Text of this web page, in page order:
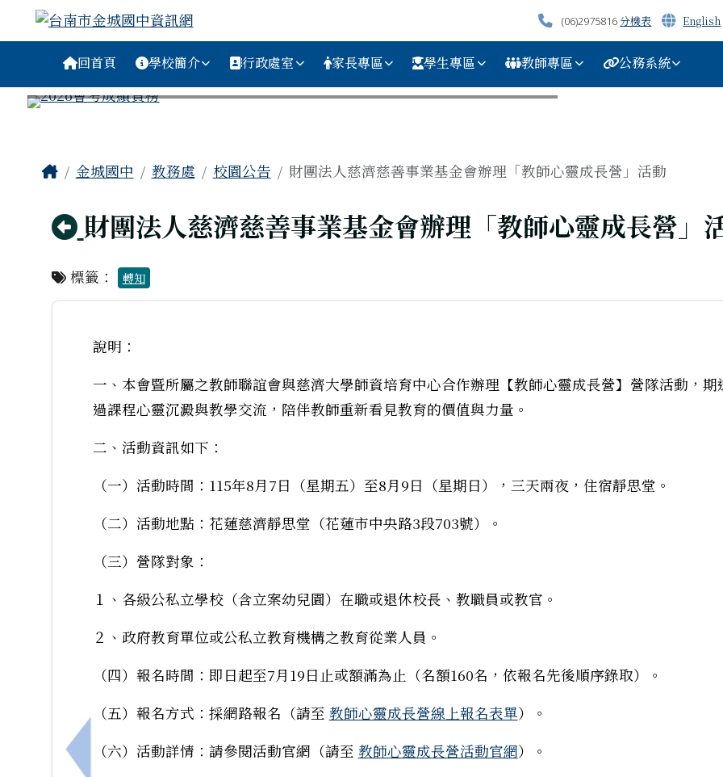
跳至主內容區
台南市金城國中資訊網 (06)2975816分機表 English
導覽列回首頁 學校簡介 行政處室 家長專區 學生專區 教師專區 公務系統
主內容區域
Home金城國中 教務處 校園公告 財團法人慈濟慈善事業基金會辦理「教師心靈成長營」活動
回上頁
財團法人慈濟慈善事業基金會辦理「教師心靈成長營」
標籤： 轉知
上一筆：財團法人語言訓練測驗中心舉辦「2026英語教學與評量研習講座」，鼓勵英語教師報名參加
說明：
一、本會暨所屬之教師聯誼會與慈濟大學師資培育中心合作辦理【教師心靈成長營】營隊活動，期
過課程心靈沉澱與教學交流，陪伴教師重新看見教育的價值與力量。
二、活動資訊如下：
（一）活動時間：115年8月7日（星期五）至8月9日（星期日），三天兩夜，住宿靜思堂。
（二）活動地點：花蓮慈濟靜思堂（花蓮市中央路3段703號）。
（三）營隊對象：
１、各級公私立學校（含立案幼兒園）在職或退休校長、教職員或教官。
２、政府教育單位或公私立教育機構之教育從業人員。
（四）報名時間：即日起至7月19日止或額滿為止（名額160名，依報名先後順序錄取）。
（五）報名方式：採網路報名（請至 教師心靈成長營線上報名表單）。
（六）活動詳情：請參閱活動官網（請至 教師心靈成長營活動官網）。
頁尾區域